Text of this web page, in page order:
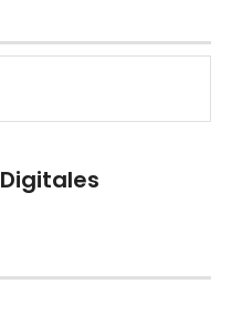
Digitales